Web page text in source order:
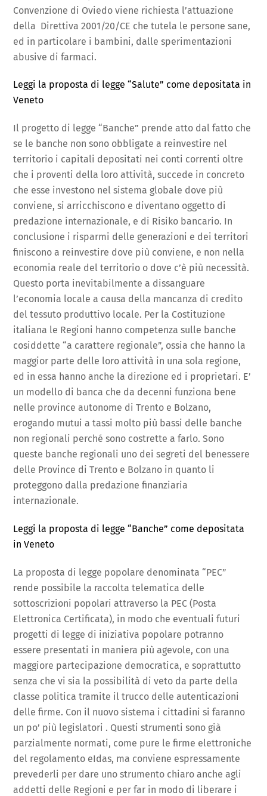
Convenzione di Oviedo viene richiesta l’attuazione
della Direttiva 2001/20/CE che tutela le persone sane,
ed in particolare i bambini, dalle sperimentazioni
abusive di farmaci.
Leggi la proposta di legge “Salute” come depositata in
Veneto
Il progetto di legge “Banche” prende atto dal fatto che
se le banche non sono obbligate a reinvestire nel
territorio i capitali depositati nei conti correnti oltre
che i proventi della loro attività, succede in concreto
che esse investono nel sistema globale dove più
conviene, si arricchiscono e diventano oggetto di
predazione internazionale, e di Risiko bancario. In
conclusione i risparmi delle generazioni e dei territori
finiscono a reinvestire dove più conviene, e non nella
economia reale del territorio o dove c’è più necessità.
Questo porta inevitabilmente a dissanguare
l’economia locale a causa della mancanza di credito
del tessuto produttivo locale. Per la Costituzione
italiana le Regioni hanno competenza sulle banche
cosiddette “a carattere regionale”, ossia che hanno la
maggior parte delle loro attività in una sola regione,
ed in essa hanno anche la direzione ed i proprietari. E’
un modello di banca che da decenni funziona bene
nelle province autonome di Trento e Bolzano,
erogando mutui a tassi molto più bassi delle banche
non regionali perché sono costrette a farlo. Sono
queste banche regionali uno dei segreti del benessere
delle Province di Trento e Bolzano in quanto li
proteggono dalla predazione finanziaria
internazionale.
Leggi la proposta di legge “Banche” come depositata
in Veneto
La proposta di legge popolare denominata “PEC”
rende possibile la raccolta telematica delle
sottoscrizioni popolari attraverso la PEC (Posta
Elettronica Certificata), in modo che eventuali futuri
progetti di legge di iniziativa popolare potranno
essere presentati in maniera più agevole, con una
maggiore partecipazione democratica, e soprattutto
senza che vi sia la possibilità di veto da parte della
classe politica tramite il trucco delle autenticazioni
delle firme. Con il nuovo sistema i cittadini si faranno
un po’ più legislatori . Questi strumenti sono già
parzialmente normati, come pure le firme elettroniche
del regolamento eIdas, ma conviene espressamente
prevederli per dare uno strumento chiaro anche agli
addetti delle Regioni e per far in modo di liberare i